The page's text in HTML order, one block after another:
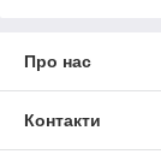
Про нас
Контакти